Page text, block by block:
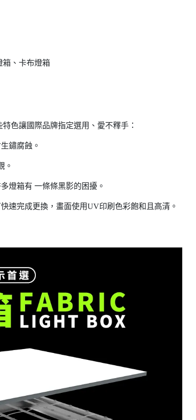
箱、卡布燈箱
色讓國際品牌指定選用、愛不釋手：
鏽腐蝕。
。
燈箱有 一條條黑影的困擾。
速完成更換，畫面使用UV印刷色彩飽和且高清。